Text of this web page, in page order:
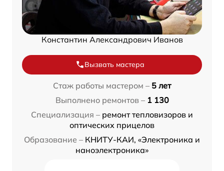
Константин Александрович Иванов
Вызвать мастера
Стаж работы мастером – 5 лет
Выполнено ремонтов – 1 130
Специализация – ремонт тепловизоров и
оптических прицелов
Образование – КНИТУ-КАИ, «Электроника и
наноэлектроника»